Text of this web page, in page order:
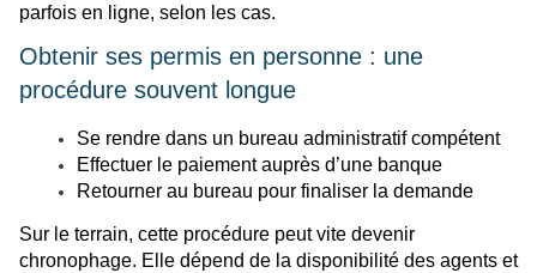
parfois en ligne, selon les cas.
Obtenir ses permis en personne : une
procédure souvent longue
Se rendre dans un bureau administratif compétent
Effectuer le paiement auprès d’une banque
Retourner au bureau pour finaliser la demande
Sur le terrain, cette procédure peut vite devenir
chronophage. Elle dépend de la disponibilité des agents et